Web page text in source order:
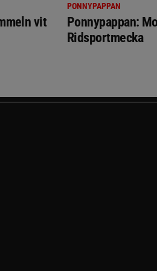
vit
PONNYPAPPAN
Ponnypappan:
Ridsportmecka